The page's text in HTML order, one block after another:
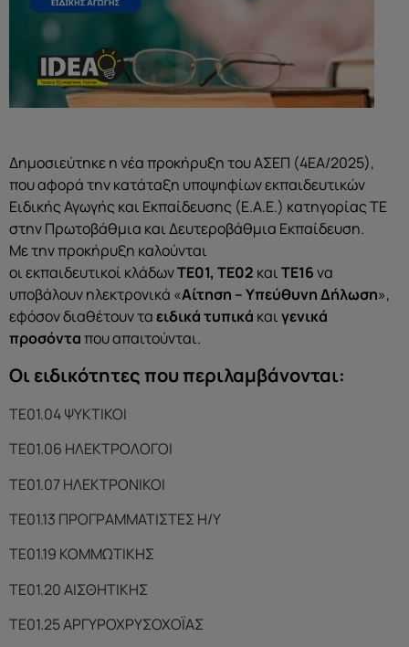
Δημοσιεύτηκε η νέα προκήρυξη του ΑΣΕΠ (4ΕΑ/2025),
που αφορά την κατάταξη υποψηφίων εκπαιδευτικών
Ειδικής Αγωγής και Εκπαίδευσης (Ε.Α.Ε.) κατηγορίας ΤΕ
στην Πρωτοβάθμια και Δευτεροβάθμια Εκπαίδευση.
Με την προκήρυξη καλούνται
οι εκπαιδευτικοί κλάδωνΤΕ01, ΤΕ02 καιΤΕ16να
υποβάλουν ηλεκτρονικά «Αίτηση – Υπεύθυνη Δήλωση»,
εφόσον διαθέτουν ταειδικά τυπικά καιγενικά
προσόνταπου απαιτούνται.
Οι ειδικότητες που περιλαμβάνονται:
ΤΕ01.04 ΨΥΚΤΙΚΟΙ
ΤΕ01.06 ΗΛΕΚΤΡΟΛΟΓΟΙ
ΤΕ01.07 ΗΛΕΚΤΡΟΝΙΚΟΙ
ΤΕ01.13 ΠΡΟΓΡΑΜΜΑΤΙΣΤΕΣ Η/Υ
ΤΕ01.19 ΚΟΜΜΩΤΙΚΗΣ
ΤΕ01.20 ΑΙΣΘΗΤΙΚΗΣ
ΤΕ01.25 ΑΡΓΥΡΟΧΡΥΣΟΧΟΪΑΣ